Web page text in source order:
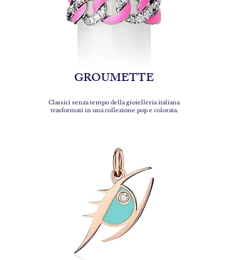
GROUMETTE
Classici senza tempo della gioielleria italiana
trasformati in una collezione pop e colorata.